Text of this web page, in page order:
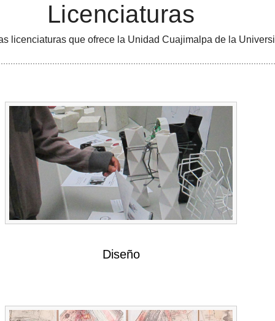
Licenciaturas
licenciaturas que ofrece la Unidad Cuajimalpa de la
Diseño